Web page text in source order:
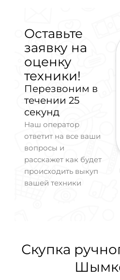
Оставьте
заявку на
оценку
техники!
Перезвоним в
течении 25
секунд
Наш оператор
ответит на все ваши
вопросы и
расскажет как будет
происходить выкуп
вашей техники
Скупка